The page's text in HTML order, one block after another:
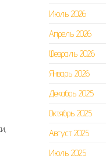
Июль 2026
Апрель 2026
Февраль 2026
Январь 2026
Декабрь 2025
Октябрь 2025
Август 2025
Июль 2025